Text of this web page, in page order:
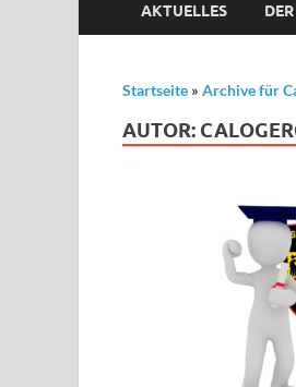
AKTUELLES
Startseite » Archive für
AUTOR: